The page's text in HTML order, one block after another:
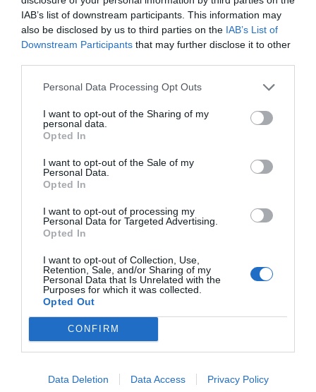
IAB’s list of downstream participants. This information may
also be disclosed by us to third parties on the IAB’s List of
Downstream Participants that may further disclose it to other
Personal Data Processing Opt Outs
I want to opt-out of the Sharing of my
personal data.
Opted In
I want to opt-out of the Sale of my
Personal Data.
Opted In
I want to opt-out of processing my
Personal Data for Targeted Advertising.
Opted In
I want to opt-out of Collection, Use,
Retention, Sale, and/or Sharing of my
Personal Data that Is Unrelated with the
Purposes for which it was collected.
Opted Out
CONFIRM
Data Deletion Data Access Privacy Policy
över resten av marinaden.
Värm de frysta Bao bullarna genom att ånga
Fyll Bao bröden med sås, några bitar tempeh och
grönt som du önskar.
Jag tog först en msk srirachamajonnäs på den
nedre halvan; vidare 0,5 tsk gochujan koreansk
chilisås på övre halvan. Sedan fyllde jag med
några bitar tempeh på undre halvan; grönsaker
som några skivor gurka och salladslök samt
några droppar hoisinsås samt hackade
jordnötter.